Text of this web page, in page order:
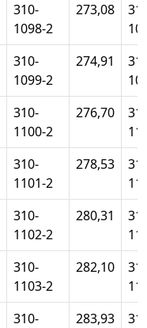
310-
1098-2
273,08
310-
1099-2
274,91
310-
1100-2
276,70
310-
1101-2
278,53
310-
1102-2
280,31
310-
1103-2
282,10
310-
283,93